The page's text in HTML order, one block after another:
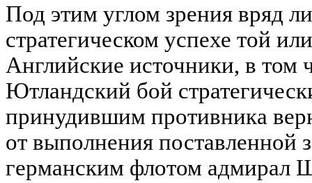
Под этим углом зрения вряд
стратегическом успехе той
Английские источники, в том
Ютландский бой
принудившим противника
от выполнения
германским флотом адмирал